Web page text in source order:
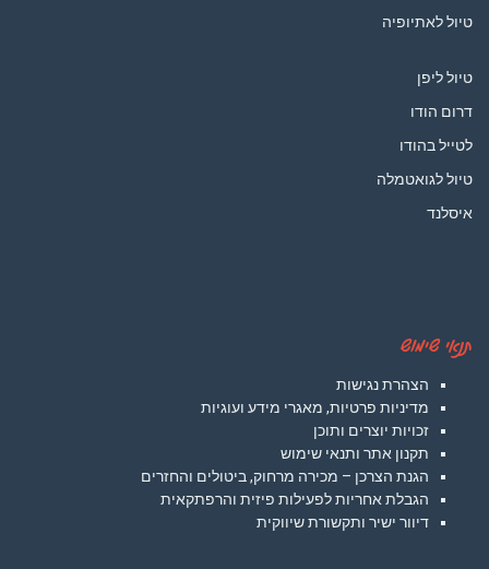
טיול לאתיופיה
טיול ליפן
דרום הודו
לטייל בהודו
טיול לגואטמלה
איסלנד
תנאי שימוש
הצהרת נגישות
מדיניות פרטיות, מאגרי מידע ועוגיות
זכויות יוצרים ותוכן
תקנון אתר ותנאי שימוש
הגנת הצרכן – מכירה מרחוק, ביטולים והחזרים
הגבלת אחריות לפעילות פיזית והרפתקאית
דיוור ישיר ותקשורת שיווקית